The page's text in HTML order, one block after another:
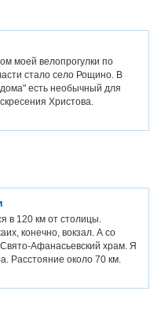
моей велопрогулки по
стало село Рощино. В
есть необычный для
Христова.
в 120 км от столицы.
конечно, вокзал. А со
Афанасьевский храм. Я
Расстояние около 70 км.